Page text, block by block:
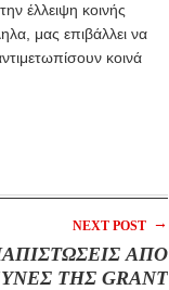
έλλειψη κοινής
μας επιβάλλει να
κοινά
NEXT POST →
ΑΠΟ
ΤΗΣ GRANT